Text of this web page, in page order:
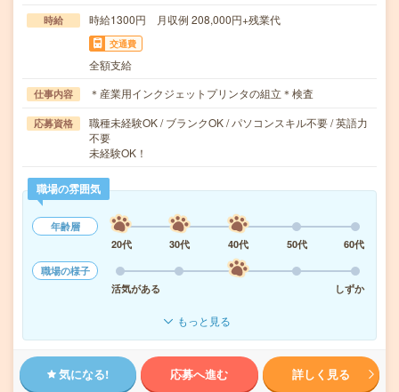
時給 時給1300円 月収例 208,000円+残業代
交通費
全額支給
仕事内容 ＊産業用インクジェットプリンタの組立＊検査
応募資格
職種未経験OK / ブランクOK / パソコンスキル不要 / 英語力
不要
未経験OK！
職場の雰囲気
年齢層
20代
30代 40代 50代
60代
職場の様子
活気がある
しずか
もっと見る
気になる! 応募へ進む 詳しく見る